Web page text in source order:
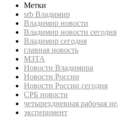
Метки
srb Владимир
Владимир новости
Владимир новости сегодня
Владимир сегодня
главная новость
МЗТА
Новости Владимира
Новости России
Новости России сегодня
СРБ новости
четырехдневная рабочая
эксперимент